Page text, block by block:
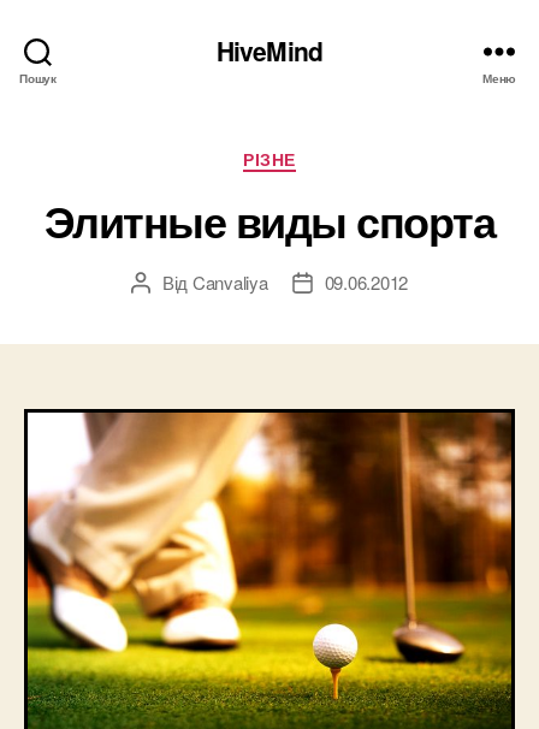
Пошук
HiveMind
Меню
Категорії
РІЗНЕ
Элитные виды спорта
Автор
Від Canvaliya
Дата09.06.2012